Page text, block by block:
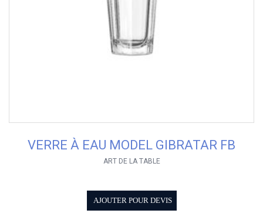
VERRE À EAU MODEL GIBRATAR FB
ART DE LA TABLE
AJOUTER POUR DEVIS